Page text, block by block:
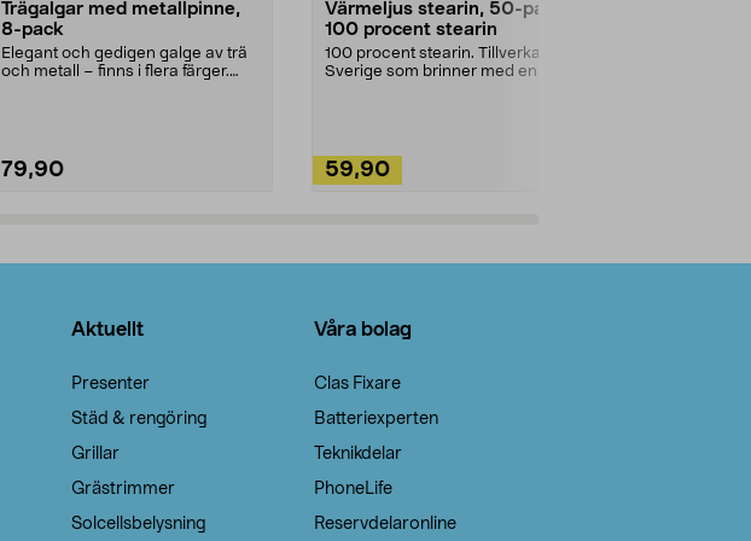
Trägalgar med metallpinne,
8-pack
Elegant och gedigen galge av trä
och metall – finns i flera färger.
79,90
Värmeljus stearin, 50-pack,
100 procent stearin
100 procent stearin. Tillverkade i
Sverige som brinner med en
59,90
Aktuellt
Presenter
Städ & rengöring
Grillar
Grästrimmer
Solcellsbelysning
Våra bolag
Clas Fixare
Batteriexperten
Teknikdelar
PhoneLife
Reservdelaronline